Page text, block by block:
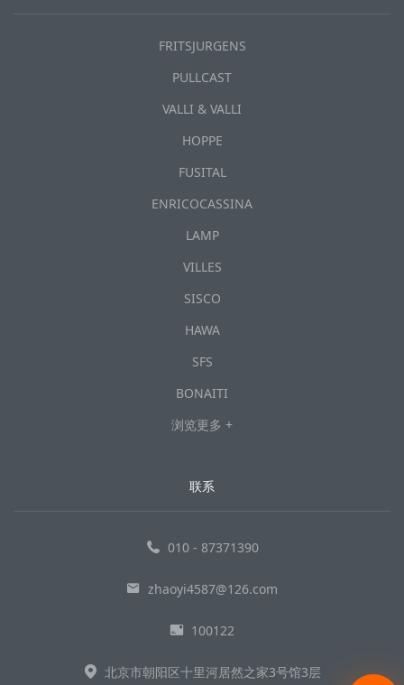
FRITSJURGENS
PULLCAST
VALLI & VALLI
HOPPE
FUSITAL
ENRICOCASSINA
LAMP
VILLES
SISCO
HAWA
SFS
BONAITI
浏览更多 +
联系
010 - 87371390
zhaoyi4587@126.com
100122
北京市朝阳区十里河居然之家3号馆3层